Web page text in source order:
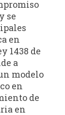
se
en
1438 de
a
modelo
en
de
en